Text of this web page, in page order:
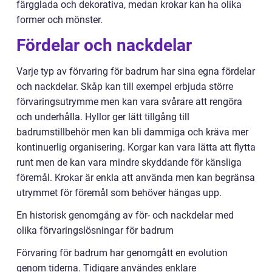
färgglada och dekorativa, medan krokar kan ha olika
former och mönster.
Fördelar och nackdelar
Varje typ av förvaring för badrum har sina egna fördelar
och nackdelar. Skåp kan till exempel erbjuda större
förvaringsutrymme men kan vara svårare att rengöra
och underhålla. Hyllor ger lätt tillgång till
badrumstillbehör men kan bli dammiga och kräva mer
kontinuerlig organisering. Korgar kan vara lätta att flytta
runt men de kan vara mindre skyddande för känsliga
föremål. Krokar är enkla att använda men kan begränsa
utrymmet för föremål som behöver hängas upp.
En historisk genomgång av för- och nackdelar med
olika förvaringslösningar för badrum
Förvaring för badrum har genomgått en evolution
genom tiderna. Tidigare användes enklare